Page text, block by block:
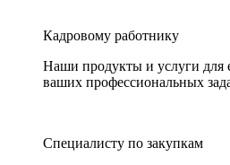
Кадровому работнику
Наши продукты и услуги для
ваших профессиональных
Специалисту по закупкам